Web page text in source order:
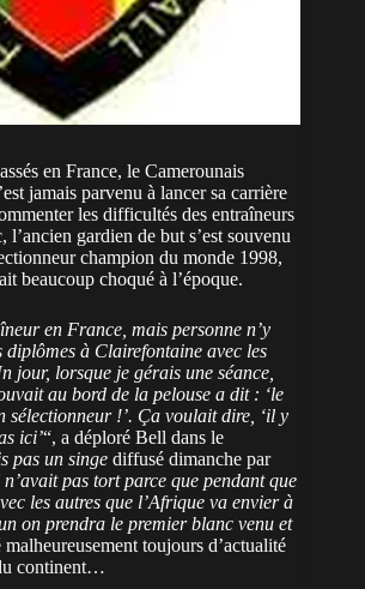
en France, le Camerounais
jamais parvenu à lancer sa carrière
les difficultés des entraîneurs
gardien de but s’est souvenu
champion du monde 1998,
beaucoup choqué à l’époque.
en France, mais personne n’y
diplômes à Clairefontaine avec les
jour, lorsque je gérais une séance,
au bord de la pelouse a dit : ‘le
sélectionneur !’. Ça voulait dire, ‘il y
ici’“, a déploré Bell dans le
pas un singe diffusé dimanche par
pas tort parce que pendant que
les autres que l’Afrique va envier à
on prendra le premier blanc venu et
toujours d’actualité
continent…